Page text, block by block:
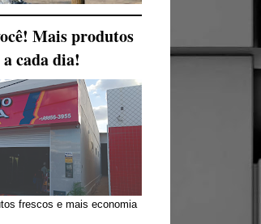
Mais produtos
cada dia!
frescos e mais economia